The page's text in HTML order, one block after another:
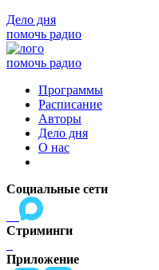
Дело дня
помочь радио
помочь радио
Программы
Расписание
Авторы
Дело дня
О нас
Социальные сети
Стриминги
Приложение